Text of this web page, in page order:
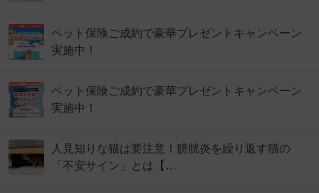
ペット保険ご成約で豪華プレゼントキャンペーン
実施中！
ペット保険ご成約で豪華プレゼントキャンペーン
実施中！
人見知りな猫は要注意！膀胱炎を繰り返す猫の
「不安サイン」とは【…